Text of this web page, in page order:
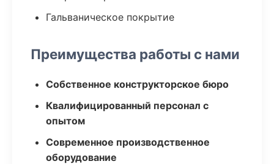
Гальваническое покрытие
Преимущества работы с нами
Собственное конструкторское бюро
Квалифицированный персонал с
опытом
Современное производственное
оборудование